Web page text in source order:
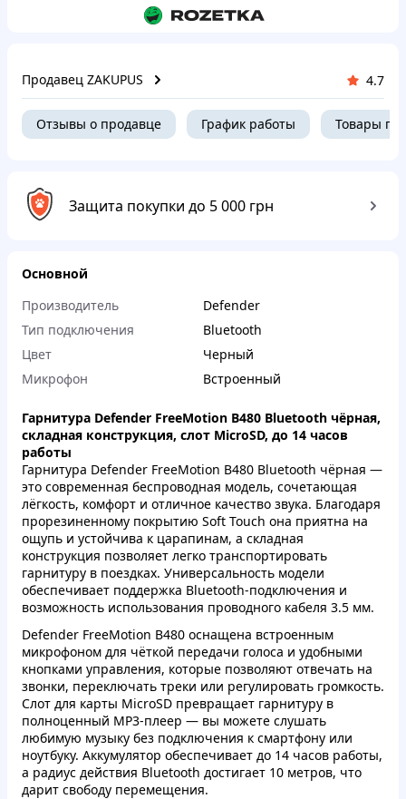
Продавец ZAKUPUS 4.7
Отзывы о продавце График работы Товары
Защита покупки до 5 000 грн
Основной
Производитель
Defender
Тип подключения
Bluetooth
Цвет
Черный
Микрофон
Встроенный
Гарнитура Defender FreeMotion B480 Bluetooth чёрная,
складная конструкция, слот MicroSD, до 14 часов
работы
Гарнитура Defender FreeMotion B480 Bluetooth чёрная —
это современная беспроводная модель, сочетающая
лёгкость, комфорт и отличное качество звука. Благодаря
прорезиненному покрытию Soft Touch она приятна на
ощупь и устойчива к царапинам, а складная
конструкция позволяет легко транспортировать
гарнитуру в поездках. Универсальность модели
обеспечивает поддержка Bluetooth-подключения и
возможность использования проводного кабеля 3.5 мм.
Defender FreeMotion B480 оснащена встроенным
микрофоном для чёткой передачи голоса и удобными
кнопками управления, которые позволяют отвечать на
звонки, переключать треки или регулировать громкость.
Слот для карты MicroSD превращает гарнитуру в
полноценный MP3-плеер — вы можете слушать
любимую музыку без подключения к смартфону или
ноутбуку. Аккумулятор обеспечивает до 14 часов работы,
а радиус действия Bluetooth достигает 10 метров, что
дарит свободу перемещения.